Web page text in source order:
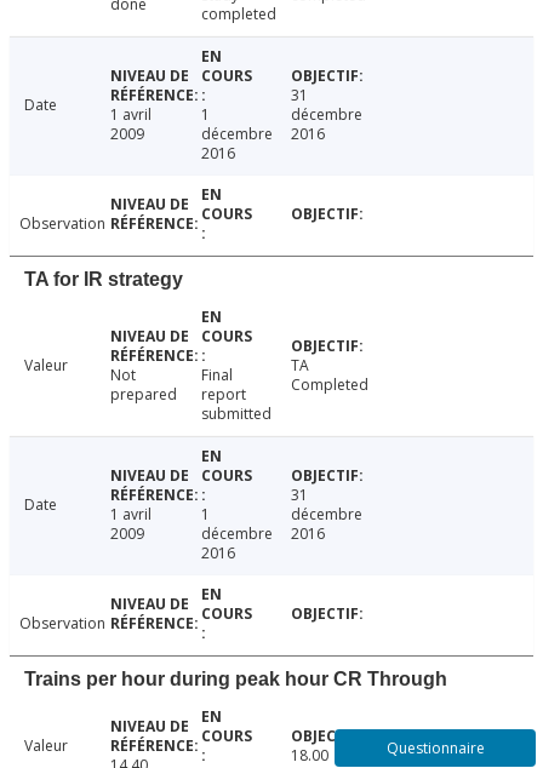
done
completed
Date
1 avril
2009
1
décembre
2016
31
décembre
2016
Observation
TA for IR strategy
Valeur
Not
prepared
Final
report
submitted
TA
Completed
Date
1 avril
2009
1
décembre
2016
31
décembre
2016
Observation
Trains per hour during peak hour CR Through
Valeur
18.00 Questionnaire